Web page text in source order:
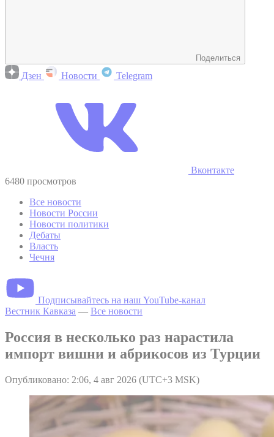
Поделиться
Дзен Новости Telegram
Вконтакте
6480 просмотров
Все новости
Новости России
Новости политики
Дебаты
Власть
Чечня
Подписывайтесь на наш YouTube-канал
Вестник Кавказа — Все новости
Россия в несколько раз нарастила
импорт вишни и абрикосов из Турции
Опубликовано: 2:06, 4 авг 2026 (UTC+3 MSK)